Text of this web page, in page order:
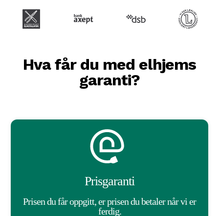
Hva får du med elhjems
garanti?
Prisgaranti
Prisen du får oppgitt, er prisen du betaler når vi er
ferdig.